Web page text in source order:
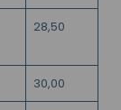
28,50
30,00